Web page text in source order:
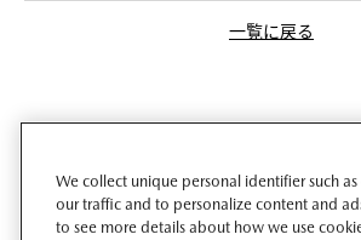
一覧に戻る
We collect unique personal identifier such
our traffic and to personalize content and
to see more details about how we use